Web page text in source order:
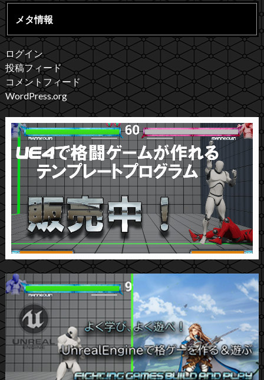
メタ情報
ログイン
投稿フィード
コメントフィード
WordPress.org